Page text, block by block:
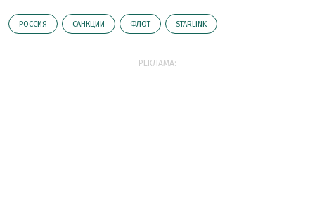
РОССИЯ САНКЦИИ ФЛОТ STARLINK
РЕКЛАМА: